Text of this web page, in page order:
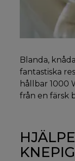
Blanda,
fantastiska
hållbar 1000
från en färsk